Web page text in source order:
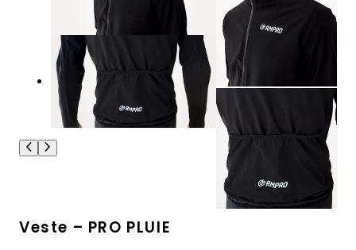
Veste – PRO PLUIE